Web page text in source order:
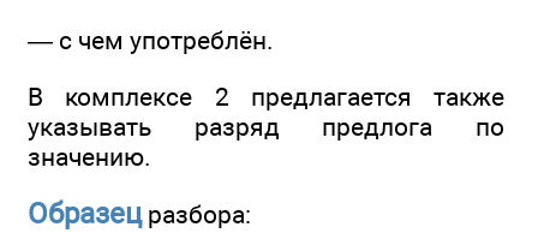
— с чем употреблён.
В комплексе 2 предлагается также
указывать разряд предлога по
значению.
Образецразбора: